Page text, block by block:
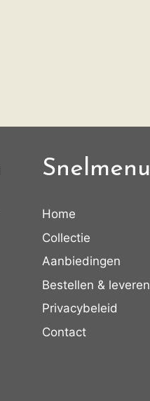
Snelmenu
Home
Collectie
Aanbiedingen
Bestellen & leveren
Privacybeleid
Contact